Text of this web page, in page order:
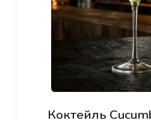
Коктейль